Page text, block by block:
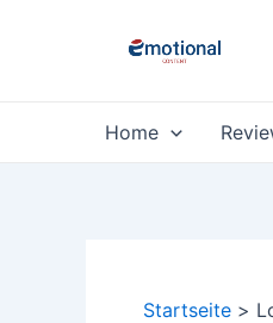
Home
Startseite